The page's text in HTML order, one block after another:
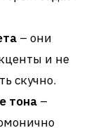
– они
и не
скучно.
тона –